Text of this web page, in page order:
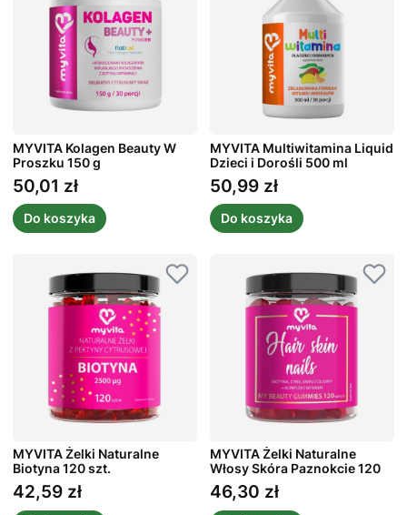
MYVITA Kolagen Beauty W
Proszku 150 g
Cena
50,01 zł
Do koszyka
MYVITA Multiwitamina Liquid
Dzieci i Dorośli 500 ml
Cena
50,99 zł
Do koszyka
MYVITA Żelki Naturalne
Biotyna 120 szt.
Cena
42,59 zł
MYVITA Żelki Naturalne
Włosy Skóra Paznokcie 120
szt.
Cena
46,30 zł